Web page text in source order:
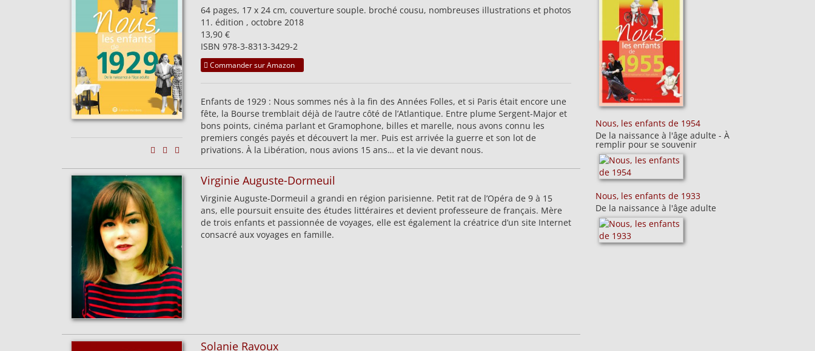
64 pages, 17 x 24 cm, couverture souple. broché cousu, nombreuses illustrations et photos
11. édition , octobre 2018
13,90 €
ISBN 978-3-8313-3429-2
Commander sur Amazon
Enfants de 1929 : Nous sommes nés à la fin des Années Folles, et si Paris était encore une
fête, la Bourse tremblait déjà de l’autre côté de l’Atlantique. Entre plume Sergent-Major et
bons points, cinéma parlant et Gramophone, billes et marelle, nous avons connu les
premiers congés payés et découvert la mer. Puis est arrivée la guerre et son lot de
privations. À la Libération, nous avions 15 ans… et la vie devant nous.
Virginie Auguste-Dormeuil
Virginie Auguste-Dormeuil a grandi en région parisienne. Petit rat de l’Opéra de 9 à 15
ans, elle poursuit ensuite des études littéraires et devient professeure de français. Mère
de trois enfants et passionnée de voyages, elle est également la créatrice d’un site Internet
consacré aux voyages en famille.
Solanie Ravoux
Nous, les enfants de 1954
De la naissance à l'âge adulte - À
remplir pour se souvenir
Nous, les enfants de 1933
De la naissance à l'âge adulte